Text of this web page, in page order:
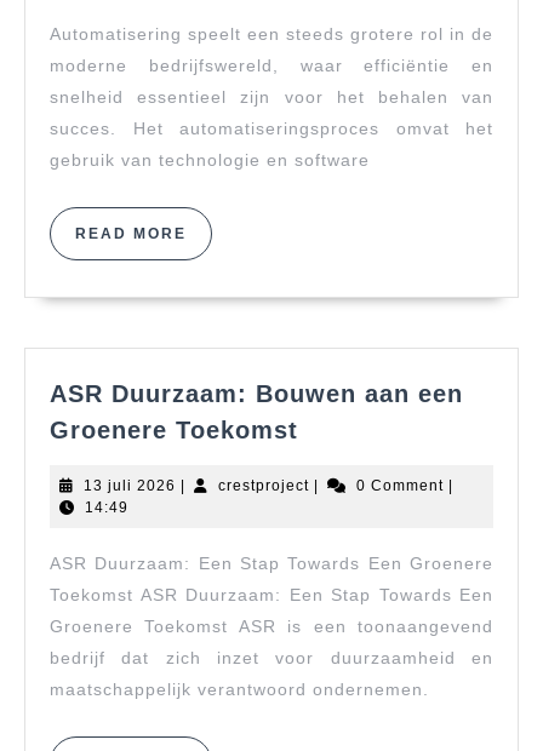
in
Moderne
Bedrijven
Automatisering speelt een steeds grotere rol in de
moderne bedrijfswereld, waar efficiëntie en
snelheid essentieel zijn voor het behalen van
succes. Het automatiseringsproces omvat het
gebruik van technologie en software
READ MORE READ
MORE
ASR Duurzaam: Bouwen aan een
Groenere Toekomst
Bouwen
Groenere
Toekomst
13 juli 2026 13
| crestprojectcrestproject
| 0 Comment |
14:49
ASR Duurzaam: Een Stap Towards Een Groenere
Toekomst ASR Duurzaam: Een Stap Towards Een
Groenere Toekomst ASR is een toonaangevend
bedrijf dat zich inzet voor duurzaamheid en
maatschappelijk verantwoord ondernemen.